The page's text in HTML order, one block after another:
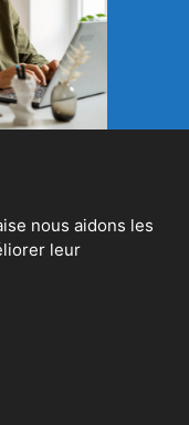
nous aidons les
leur